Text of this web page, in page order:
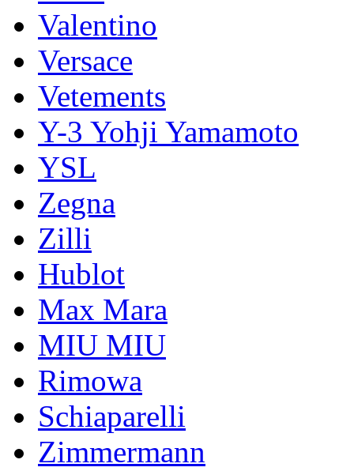
Valentino
Versace
Vetements
Y-3 Yohji Yamamoto
YSL
Zegna
Zilli
Hublot
Max Mara
MIU MIU
Rimowa
Schiaparelli
Zimmermann